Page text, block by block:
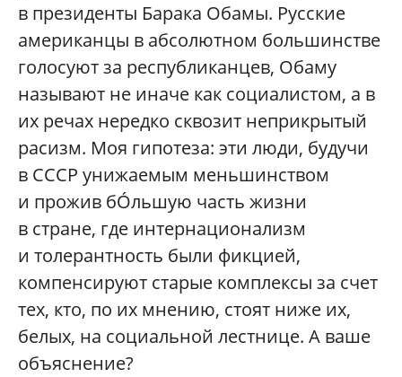
в президенты Барака Обамы. Русские
американцы в абсолютном большинстве
голосуют за республиканцев, Обаму
называют не иначе как социалистом, а в
их речах нередко сквозит неприкрытый
расизм. Моя гипотеза: эти люди, будучи
в СССР унижаемым меньшинством
и прожив бÓльшую часть жизни
в стране, где интернационализм
и толерантность были фикцией,
компенсируют старые комплексы за счет
тех, кто, по их мнению, стоят ниже их,
белых, на социальной лестнице. А ваше
объяснение?